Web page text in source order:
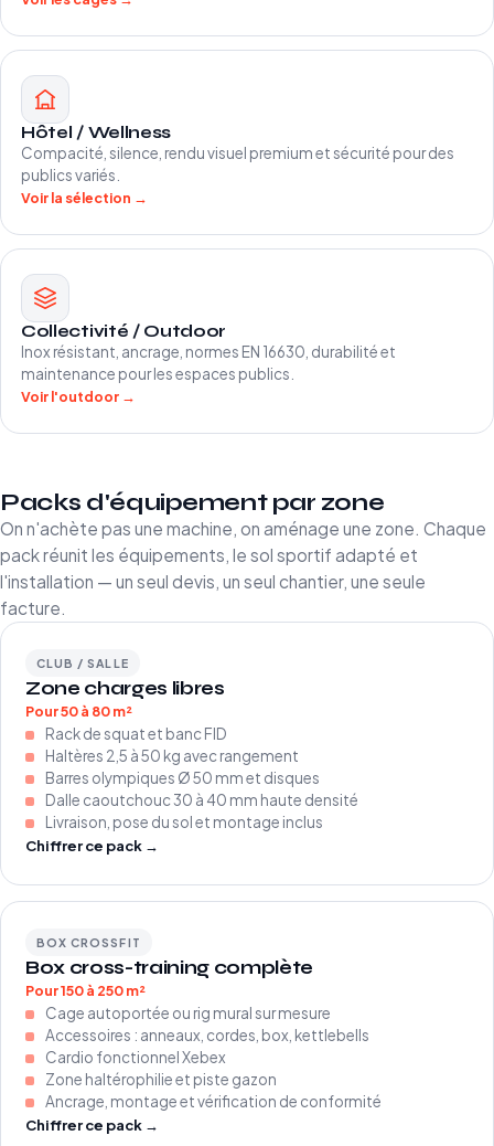
Hôtel / Wellness
Compacité, silence, rendu visuel premium et sécurité pour des
publics variés.
Voir la sélection →
Collectivité / Outdoor
Inox résistant, ancrage, normes EN 16630, durabilité et
maintenance pour les espaces publics.
Voir l'outdoor →
Packs d'équipement par zone
On n'achète pas une machine, on aménage une zone. Chaque
pack réunit les équipements, le sol sportif adapté et
l'installation — un seul devis, un seul chantier, une seule
facture.
CLUB / SALLE
Zone charges libres
Pour 50 à 80 m²
Rack de squat et banc FID
Haltères 2,5 à 50 kg avec rangement
Barres olympiques Ø 50 mm et disques
Dalle caoutchouc 30 à 40 mm haute densité
Livraison, pose du sol et montage inclus
Chiffrer ce pack →
BOX CROSSFIT
Box cross-training complète
Pour 150 à 250 m²
Cage autoportée ou rig mural sur mesure
Accessoires : anneaux, cordes, box, kettlebells
Cardio fonctionnel Xebex
Zone haltérophilie et piste gazon
Ancrage, montage et vérification de conformité
Chiffrer ce pack →